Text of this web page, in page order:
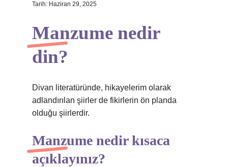
Tarih: Haziran 29, 2025
Manzume nedir
din?
Divan literatüründe, hikayelerim olarak
adlandırılan şiirler de fikirlerin ön planda
olduğu şiirlerdir.
Manzume nedir kısaca
açıklayınız?